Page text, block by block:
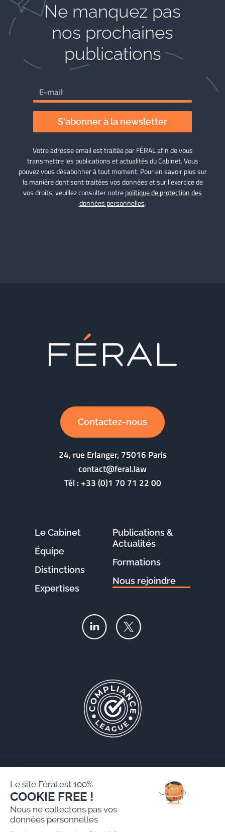
Ne manquez pas
nos prochaines
publications
S'abonner à la newsletter
Votre adresse email est traitée par FÉRAL afin de vous
transmettre les publications et actualités du Cabinet. Vous
pouvez vous désabonner à tout moment. Pour en savoir plus sur
la manière dont sont traitées vos données et sur l’exercice de
vos droits, veuillez consulter notrepolitique de protection des
données personnelles.
Contactez-nous
24, rue Erlanger, 75016 Paris
contact@feral.law
Tél :+33 (0)1 70 71 22 00
Le Cabinet
Équipe
Distinctions
Expertises
Publications &
Actualités
Formations
Nous rejoindre
Mentions légales
Le site Féral est 100%
COOKIE FREE !
Nous ne collectons pas vos
données personnelles